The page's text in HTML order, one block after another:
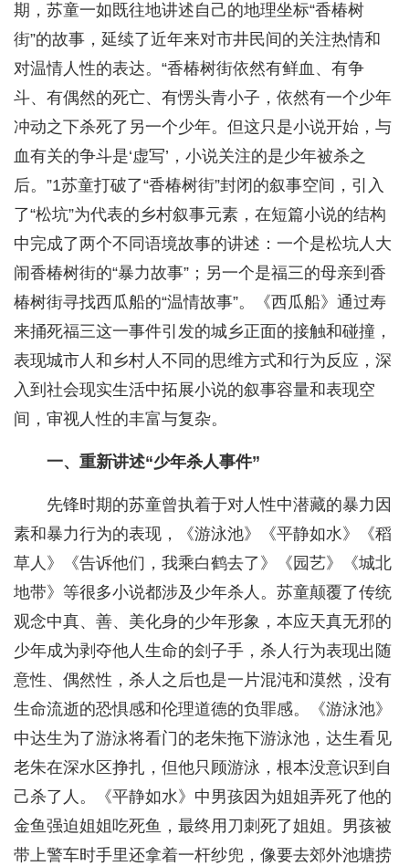
期，苏童一如既往地讲述自己的地理坐标“香椿树
街”的故事，延续了近年来对市井民间的关注热情和
对温情人性的表达。“香椿树街依然有鲜血、有争
斗、有偶然的死亡、有愣头青小子，依然有一个少年
冲动之下杀死了另一个少年。但这只是小说开始，与
血有关的争斗是‘虚写’，小说关注的是少年被杀之
后。”1苏童打破了“香椿树街”封闭的叙事空间，引入
了“松坑”为代表的乡村叙事元素，在短篇小说的结构
中完成了两个不同语境故事的讲述：一个是松坑人大
闹香椿树街的“暴力故事”；另一个是福三的母亲到香
椿树街寻找西瓜船的“温情故事”。《西瓜船》通过寿
来捅死福三这一事件引发的城乡正面的接触和碰撞，
表现城市人和乡村人不同的思维方式和行为反应，深
入到社会现实生活中拓展小说的叙事容量和表现空
间，审视人性的丰富与复杂。
一、重新讲述“少年杀人事件”
先锋时期的苏童曾执着于对人性中潜藏的暴力因
素和暴力行为的表现，《游泳池》《平静如水》《稻
草人》《告诉他们，我乘白鹤去了》《园艺》《城北
地带》等很多小说都涉及少年杀人。苏童颠覆了传统
观念中真、善、美化身的少年形象，本应天真无邪的
少年成为剥夺他人生命的刽子手，杀人行为表现出随
意性、偶然性，杀人之后也是一片混沌和漠然，没有
生命流逝的恐惧感和伦理道德的负罪感。《游泳池》
中达生为了游泳将看门的老朱拖下游泳池，达生看见
老朱在深水区挣扎，但他只顾游泳，根本没意识到自
己杀了人。《平静如水》中男孩因为姐姐弄死了他的
金鱼强迫姐姐吃死鱼，最终用刀刺死了姐姐。男孩被
带上警车时手里还拿着一杆纱兜，像要去郊外池塘捞